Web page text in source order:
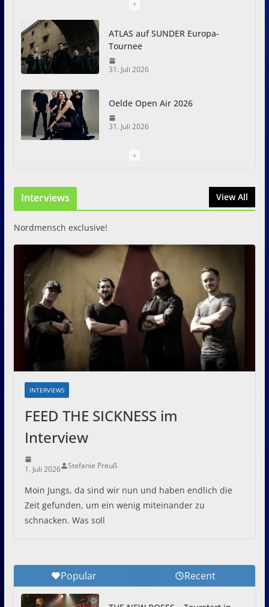
ATLAS auf SUNDER Europa-
Tournee
31. Juli 2026
Oelde Open Air 2026
31. Juli 2026
I Prevail – Violent Nature
Interviews View All
Nordmensch exclusive!
INTERVIEWS
FEED THE SICKNESS im
Interview
1. Juli 2026 Stefanie Preuß
Moin Jungs, da sind wir nun und haben endlich die
Zeit gefunden, um ein wenig miteinander zu
schnacken. Was soll
Popular Recent